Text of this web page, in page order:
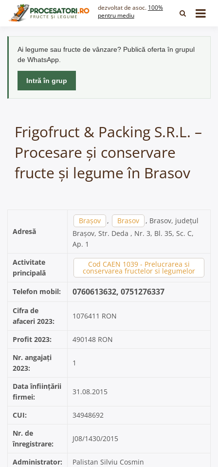
dezvoltat de asoc. 100%
pentru mediu
Ai legume sau fructe de vânzare? Publică oferta în grupul
de WhatsApp.
Intră în grup
Frigofruct & Packing S.R.L. –
Procesare și conservare
fructe și legume în Brasov
Adresă
Brașov , Brasov
, Brasov, județul
Brașov, Str. Deda , Nr. 3, Bl. 35, Sc. C,
Ap. 1
Activitate
principală
Cod CAEN 1039 - Prelucrarea si
conservarea fructelor si legumelor
Telefon mobil: 0760613632, 0751276337
Cifra de
afaceri 2023:
1076411 RON
Profit 2023:
490148 RON
Nr. angajați
2023:
1
Data înființării
firmei:
31.08.2015
CUI:
34948692
Nr. de
înregistrare:
J08/1430/2015
Administrator: Palistan Silviu Cosmin